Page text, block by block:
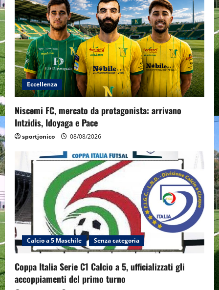
Eccellenza
Niscemi FC, mercato da protagonista: arrivano
Intzidis, Idoyaga e Pace
sportjonico 08/08/2026
Calcio a 5 Maschile Senza categoria
Coppa Italia Serie C1 Calcio a 5, ufficializzati gli
accoppiamenti del primo turno